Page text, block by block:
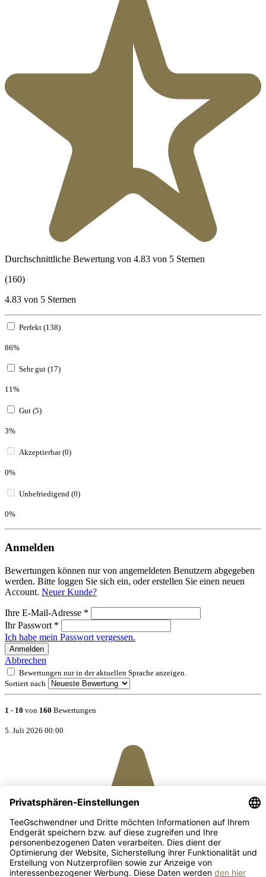
Durchschnittliche Bewertung von 4.83 von 5 Sternen
(160)
4.83 von 5 Sternen
Perfekt (138)
86%
Sehr gut (17)
11%
Gut (5)
3%
Akzeptierbar (0)
0%
Unbefriedigend (0)
0%
Anmelden
Bewertungen können nur von angemeldeten Benutzern abgegeben
werden. Bitte loggen Sie sich ein, oder erstellen Sie einen neuen
Account. Neuer Kunde?
Ihre E-Mail-Adresse *
Ihr Passwort *
Ich habe mein Passwort vergessen.
Anmelden
Abbrechen
Bewertungen nur in der aktuellen Sprache anzeigen.
Sortiert nach
1 - 10 von 160 Bewertungen
5. Juli 2026 00:00